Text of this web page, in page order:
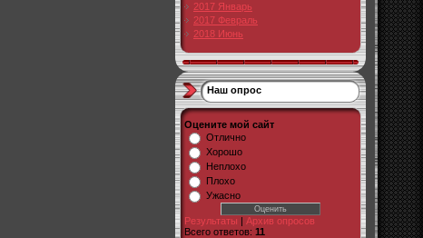
2017 Январь
2017 Февраль
2018 Июнь
Наш опрос
Оцените мой сайт
Отлично
Хорошо
Неплохо
Плохо
Ужасно
Результаты | Архив опросов
Всего ответов: 11